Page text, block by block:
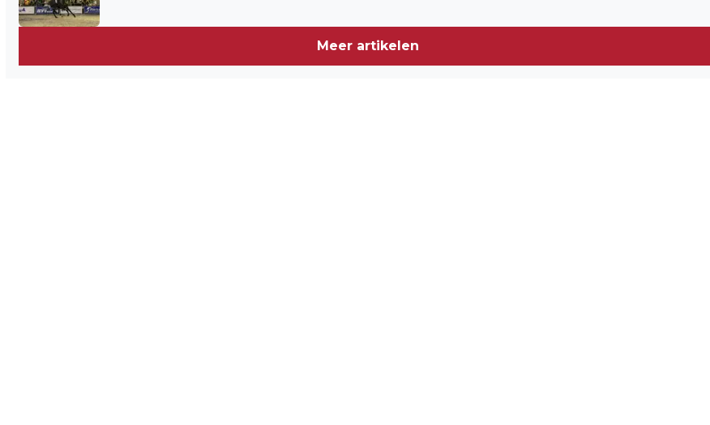
MOSBEEK
Meer artikelen